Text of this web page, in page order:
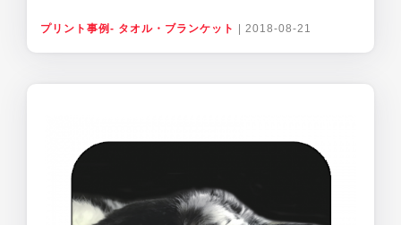
プリント事例- タオル・ブランケット 2018-08-21